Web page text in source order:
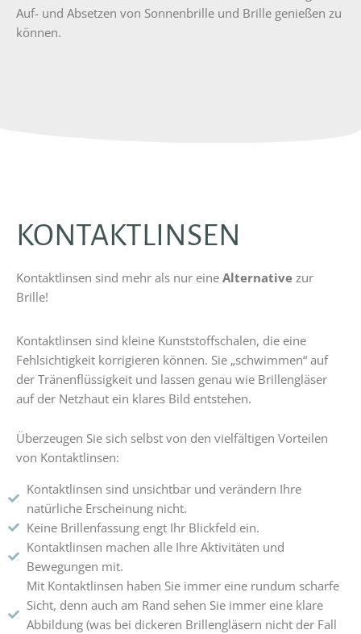
Auf- und Absetzen von Sonnenbrille und Brille genießen zu
können.
KONTAKTLINSEN
Kontaktlinsen sind mehr als nur eine Alternative zur
Brille!
Kontaktlinsen sind kleine Kunststoffschalen, die eine
Fehlsichtigkeit korrigieren können. Sie „schwimmen“ auf
der Tränenflüssigkeit und lassen genau wie Brillengläser
auf der Netzhaut ein klares Bild entstehen.
Überzeugen Sie sich selbst von den vielfältigen Vorteilen
von Kontaktlinsen:
Kontaktlinsen sind unsichtbar und verändern Ihre
natürliche Erscheinung nicht.
Keine Brillenfassung engt Ihr Blickfeld ein.
Kontaktlinsen machen alle Ihre Aktivitäten und
Bewegungen mit.
Mit Kontaktlinsen haben Sie immer eine rundum scharfe
Sicht, denn auch am Rand sehen Sie immer eine klare
Abbildung (was bei dickeren Brillengläsern nicht der Fall